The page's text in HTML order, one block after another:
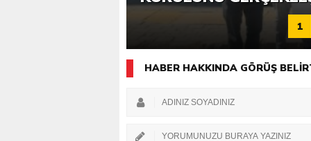
1
HABER HAKKINDA GÖRÜŞ